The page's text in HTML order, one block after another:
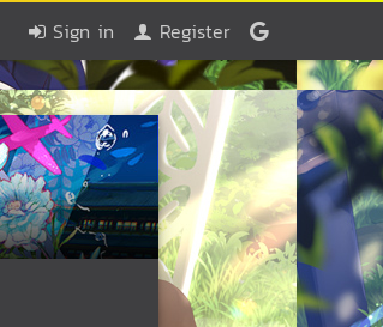
Sign in Register